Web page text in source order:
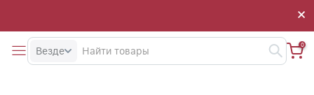
×
×
Везде
0